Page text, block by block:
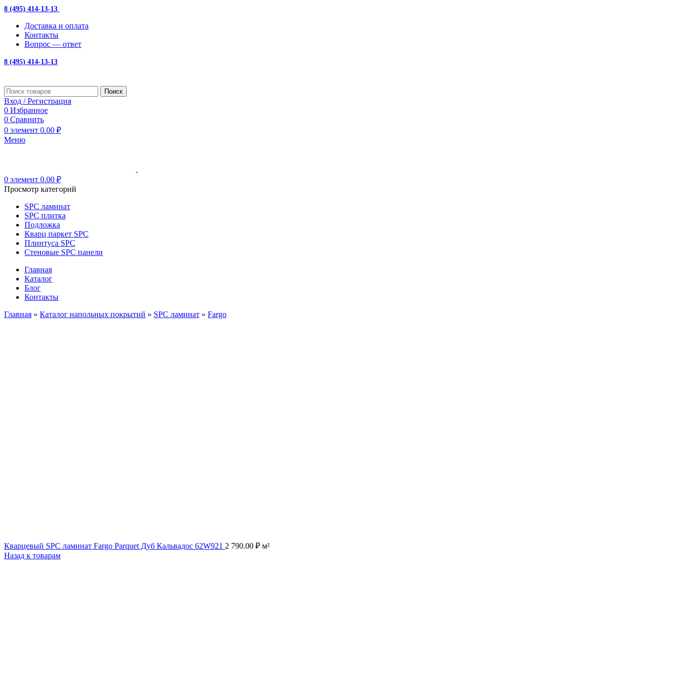
8 (495) 414-13-13
Доставка и оплата
Контакты
Вопрос — ответ
8 (495) 414-13-13
Поиск
Вход / Регистрация
0 Избранное
0 Сравнить
0 элемент 0.00 ₽
Меню
0 элемент 0.00 ₽
Просмотр категорий
SPC ламинат
SPC плитка
Подложка
Кварц паркет SPC
Плинтуса SPC
Стеновые SPC панели
Главная
Каталог
Блог
Контакты
Главная » Каталог напольных покрытий » SPC ламинат » Fargo
Кварцевый SPC ламинат Fargo Parquet Дуб Кальвадос 62W921 2 790.00 ₽ м²
Назад к товарам